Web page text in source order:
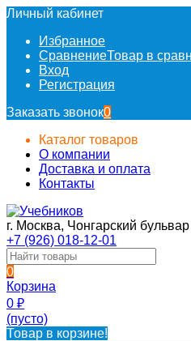
Личный кабинет
Избранное
СравнениеТовар в
Вход
Регистрация
Заказать звонок0
Каталог товаров
О компании
Доставка и оплата
Контакты
г. Москва, Чонгарский
+7 (926) 018-12-01
0
Корзина
0 ₽
(пусто)
Товар в корзине!